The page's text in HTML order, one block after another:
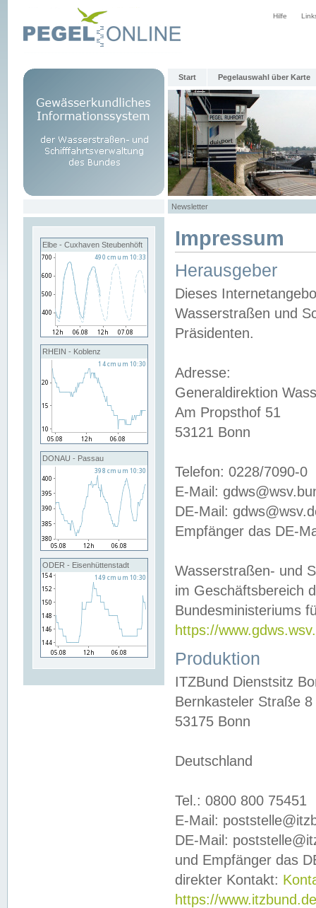
Hilfe
Start Pegelauswahl über Karte
Newsletter
Elbe - Cuxhaven Steubenhöft
RHEIN - Koblenz
DONAU - Passau
ODER - Eisenhüttenstadt
Impressum
Herausgeber
Dieses
Wasserstraßen und
Präsidenten.
Adresse:
Generaldirektion
Am Propsthof 51
53121 Bonn
Telefon: 0228/7090-0
E-Mail:
DE-Mail:
Empfänger das DE-
Wasserstraßen- und
im Geschäftsbereich
Bundesministeriums
https://
Produktion
ITZBund Dienstsitz
Bernkasteler Straße 8
53175 Bonn
Deutschland
Tel.: 0800 800 75451
E-Mail:
DE-Mail:
und Empfänger das
direkter Kontakt:
https://